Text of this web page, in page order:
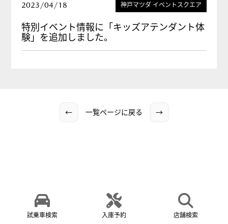
2023/04/18 神戸マツダ イベントスクエア
特別イベント情報に「キッズアテンダント体
験」を追加しました。
← 一覧ページに戻る →
試乗車検索 入庫予約 店舗検索